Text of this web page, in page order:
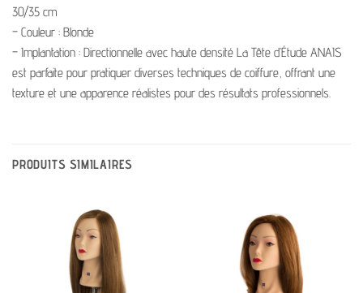
30/35 cm
– Couleur : Blonde
– Implantation : Directionnelle avec haute densité La Tête d’Étude ANAIS
est parfaite pour pratiquer diverses techniques de coiffure, offrant une
texture et une apparence réalistes pour des résultats professionnels.
PRODUITS SIMILAIRES